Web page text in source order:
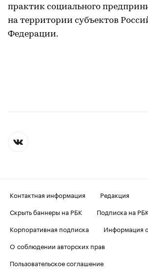
практик социального
на территории субъектов
Федерации.
Контактная информация
Редакция
Скрыть баннеры на РБК
Подписка на
Корпоративная подписка
Информация
О соблюдении авторских прав
Пользовательское соглашение